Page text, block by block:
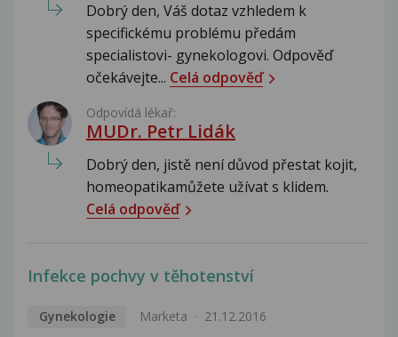
Dobrý den, Váš dotaz vzhledem k
specifickému problému předám
specialistovi- gynekologovi. Odpověď
očekávejte... Celá odpověď
Odpovídá lékař:
MUDr. Petr Lidák
Dobrý den, jistě není důvod přestat kojit,
homeopatikamůžete užívat s klidem.
Celá odpověď
Infekce pochvy v těhotenství
Gynekologie Marketa 21.12.2016